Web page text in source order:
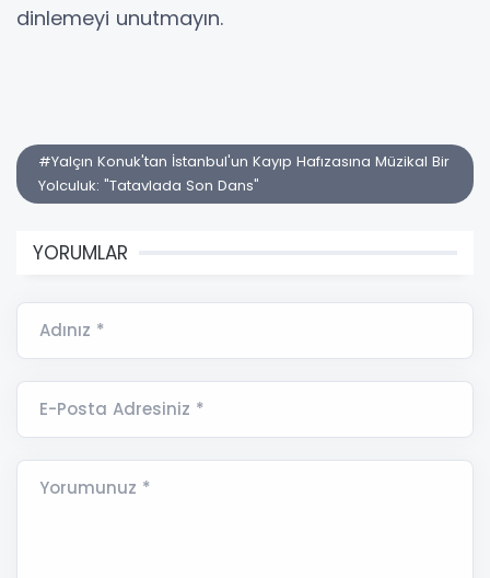
dinlemeyi unutmayın.
#Yalçın Konuk'tan İstanbul'un Kayıp Hafızasına Müzikal Bir
Yolculuk: "Tatavlada Son Dans"
YORUMLAR
Adınız *
E-Posta Adresiniz *
Yorumunuz *